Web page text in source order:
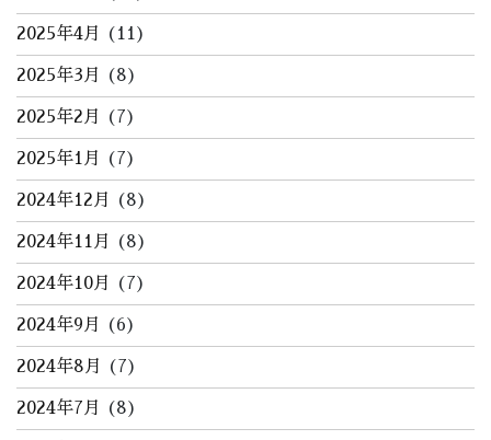
2025年4月 (11)
2025年3月 (8)
2025年2月 (7)
2025年1月 (7)
2024年12月 (8)
2024年11月 (8)
2024年10月 (7)
2024年9月 (6)
2024年8月 (7)
2024年7月 (8)